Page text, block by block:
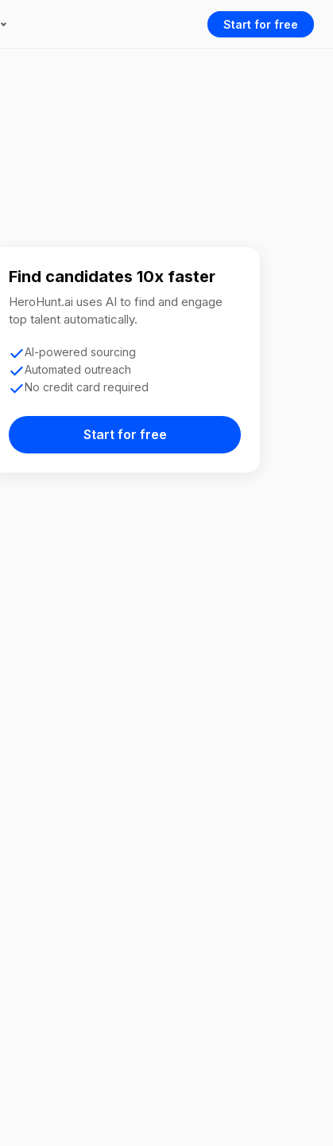
Start for free
Find candidates 10x faster
HeroHunt.ai uses AI to find and engage
top talent automatically.
AI-powered sourcing
Automated outreach
No credit card required
Start for free